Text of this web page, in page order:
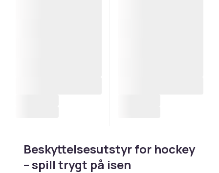
Beskyttelsesutstyr for hockey
– spill trygt på isen